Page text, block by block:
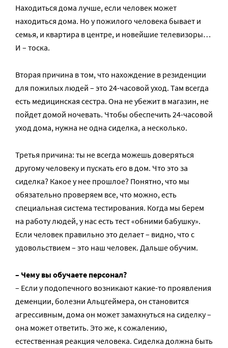
Находиться дома лучше, если человек может
находиться дома. Но у пожилого человека бывает и
семья, и квартира в центре, и новейшие телевизоры…
И – тоска.
Вторая причина в том, что нахождение в резиденции
для пожилых людей – это 24-часовой уход. Там всегда
есть медицинская сестра. Она не убежит в магазин, не
пойдет домой ночевать. Чтобы обеспечить 24-часовой
уход дома, нужна не одна сиделка, а несколько.
Третья причина: ты не всегда можешь доверяться
другому человеку и пускать его в дом. Что это за
сиделка? Какое у нее прошлое? Понятно, что мы
обязательно проверяем все, что можно, есть
специальная система тестирования. Когда мы берем
на работу людей, у нас есть тест «обними бабушку».
Если человек правильно это делает – видно, что с
удовольствием – это наш человек. Дальше обучим.
– Чему вы обучаете персонал?
– Если у подопечного возникают какие-то проявления
деменции, болезни Альцгеймера, он становится
агрессивным, дома он может замахнуться на сиделку –
она может ответить. Это же, к сожалению,
естественная реакция человека. Сиделка должна быть